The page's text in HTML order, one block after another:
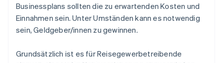
Businessplans sollten die zu erwartenden Kosten und
Einnahmen sein. Unter Umständen kann es notwendig
sein, Geldgeber/innen zu gewinnen.
Grundsätzlich ist es für Reisegewerbetreibende